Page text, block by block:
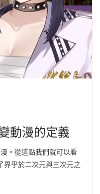
動漫的定義
。從這點我們就可以看
乎於二次元與三次元之